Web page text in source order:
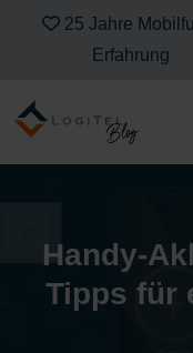
Über 2 Mio.
Kunden
Handy-
Tipps für